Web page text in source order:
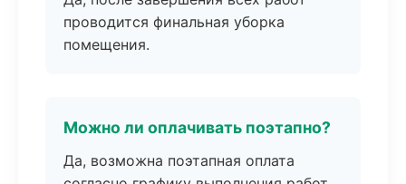
проводится финальная уборка
помещения.
Можно ли оплачивать поэтапно?
Да, возможна поэтапная оплата